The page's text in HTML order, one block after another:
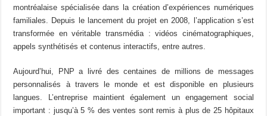
montréalaise spécialisée dans la création d’expériences numériques
familiales. Depuis le lancement du projet en 2008, l’application s’est
transformée en véritable transmédia : vidéos cinématographiques,
appels synthétisés et contenus interactifs, entre autres.
Aujourd’hui, PNP a livré des centaines de millions de messages
personnalisés à travers le monde et est disponible en plusieurs
langues. L’entreprise maintient également un engagement social
important : jusqu’à 5 % des ventes sont remis à plus de 25 hôpitaux